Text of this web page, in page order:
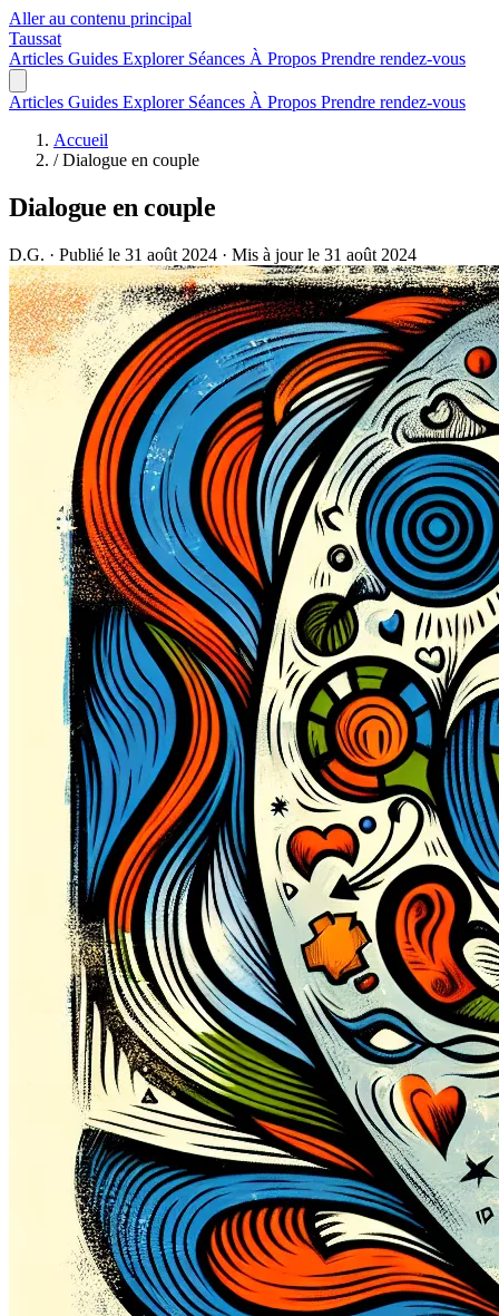
Aller au contenu principal
Taussat
Articles Guides Explorer Séances À Propos Prendre rendez-vous
Articles Guides Explorer Séances À Propos Prendre rendez-vous
Accueil
/ Dialogue en couple
Dialogue en couple
D.G. · Publié le 31 août 2024 · Mis à jour le 31 août 2024